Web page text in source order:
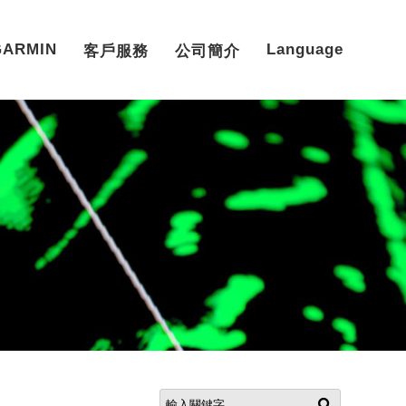
客戶服務 公司簡介 Language